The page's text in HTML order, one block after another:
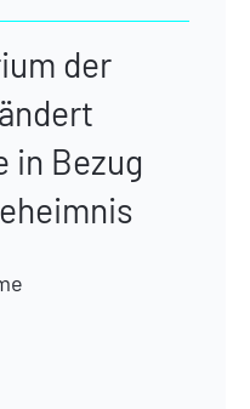
der
in Bezug